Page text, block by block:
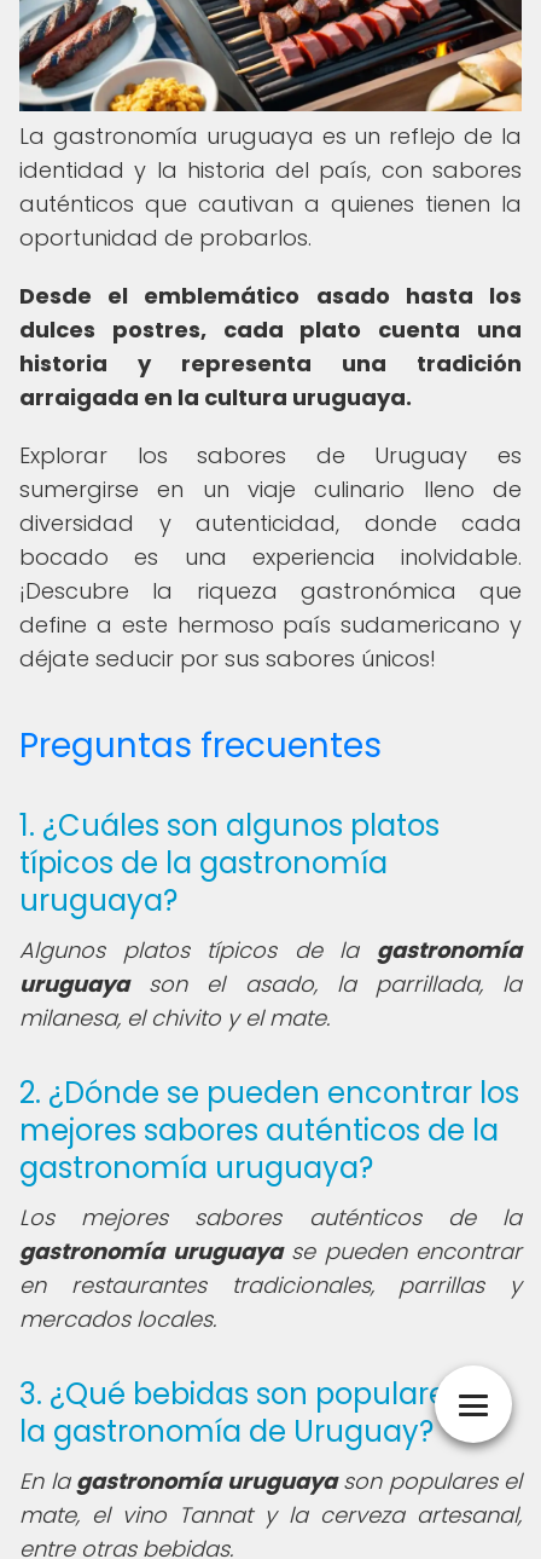
La gastronomía uruguaya es un reflejo de la
identidad y la historia del país, con sabores
auténticos que cautivan a quienes tienen la
oportunidad de probarlos.
Desde el emblemático asado hasta los
dulces postres, cada plato cuenta una
historia y representa una tradición
arraigada en la cultura uruguaya.
Explorar los sabores de Uruguay es
sumergirse en un viaje culinario lleno de
diversidad y autenticidad, donde cada
bocado es una experiencia inolvidable.
¡Descubre la riqueza gastronómica que
define a este hermoso país sudamericano y
déjate seducir por sus sabores únicos!
Preguntas frecuentes
1. ¿Cuáles son algunos platos
típicos de la gastronomía
uruguaya?
Algunos platos típicos de la gastronomía
uruguayason el asado, la parrillada, la
milanesa, el chivito y el mate.
2. ¿Dónde se pueden encontrar los
mejores sabores auténticos de la
gastronomía uruguaya?
Los mejores sabores auténticos de la
gastronomía uruguayase pueden encontrar
en restaurantes tradicionales, parrillas y
mercados locales.
3. ¿Qué bebidas son populares en
la gastronomía de Uruguay?
En la gastronomía uruguayason populares el
mate, el vino Tannat y la cerveza artesanal,
entre otras bebidas.